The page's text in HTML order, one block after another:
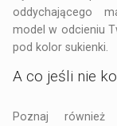
oddychającego
model w odcieniu
pod kolor sukienki.
A co jeśli nie
Poznaj